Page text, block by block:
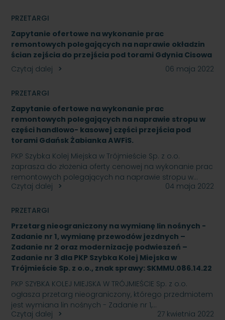
PRZETARGI
Zapytanie ofertowe na wykonanie prac
remontowych polegających na naprawie okładzin
ścian zejścia do przejścia pod torami Gdynia Cisowa
Czytaj dalej
06 maja 2022
PRZETARGI
Zapytanie ofertowe na wykonanie prac
remontowych polegających na naprawie stropu w
części handlowo- kasowej części przejścia pod
torami Gdańsk Żabianka AWFiS.
PKP Szybka Kolej Miejska w Trójmieście Sp. z o.o.
zaprasza do złożenia oferty cenowej na wykonanie prac
remontowych polegających na naprawie stropu w…
Czytaj dalej
04 maja 2022
PRZETARGI
Przetarg nieograniczony na wymianę lin nośnych -
Zadanie nr 1, wymianę przewodów jezdnych –
Zadanie nr 2 oraz modernizację podwieszeń –
Zadanie nr 3 dla PKP Szybka Kolej Miejska w
Trójmieście Sp. z o.o., znak sprawy: SKMMU.086.14.22
PKP SZYBKA KOLEJ MIEJSKA W TRÓJMIEŚCIE Sp. z o.o.
ogłasza przetarg nieograniczony, którego przedmiotem
jest wymiana lin nośnych - Zadanie nr 1,…
Czytaj dalej
27 kwietnia 2022